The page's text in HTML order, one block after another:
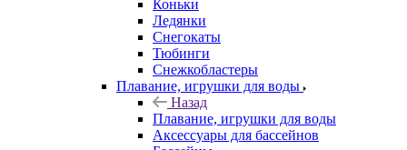
Коньки
Ледянки
Снегокаты
Тюбинги
Снежкобластеры
Плавание, игрушки для воды
Назад
Плавание, игрушки для воды
Аксессуары для бассейнов